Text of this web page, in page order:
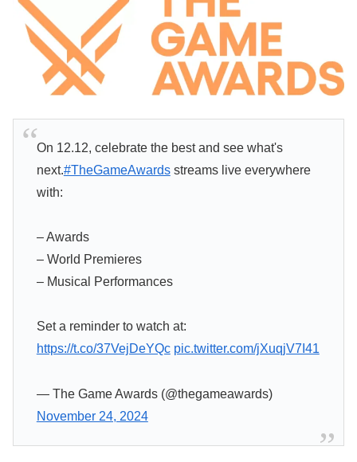
On 12.12, celebrate the best and see what's
next.#TheGameAwardsstreams live everywhere
with:
– Awards
– World Premieres
– Musical Performances
Set a reminder to watch at:
https://t.co/37VejDeYQc pic.twitter.com/jXuqjV7I41
— The Game Awards (@thegameawards)
November 24, 2024